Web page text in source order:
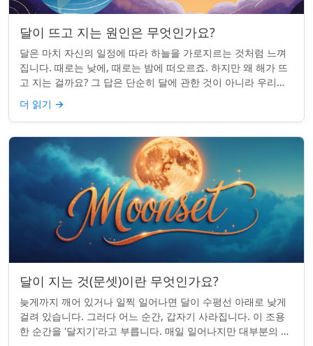
달이 뜨고 지는 원인은 무엇인가요?
달은 마치 자신의 일정에 따라 하늘을 가로지르는 것처럼 느껴
집니다. 때로는 낮에, 때로는 밤에 떠오르죠. 하지만 왜 해가 뜨
고 지는 걸까요? 그 답은 단순히 달에 관한 것이 아니라 우리에
관한 것입니다. 핵심 통찰:...
더 읽기 →
달이 지는 것(문셋)이란 무엇인가요?
늦게까지 깨어 있거나 일찍 일어나면 달이 수평선 아래로 낮게
걸려 있습니다. 그러다 어느 순간, 갑자기 사라집니다. 이 조용
한 순간을 '달지기'라고 부릅니다. 매일 일어나지만 대부분의 사